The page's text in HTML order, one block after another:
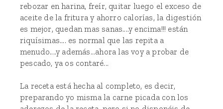
rebozar en harina, freír, quitar luego el exceso de
aceite de la fritura y ahorro calorías, la digestión
es mejor, quedan mas sanas....y encima!!! están
riquísimas.... es normal que las repita a
menudo....y además...ahora las voy a probar de
pescado, ya os contaré...
La receta está hecha al completo, es decir,
preparando yo misma la carne picada con los